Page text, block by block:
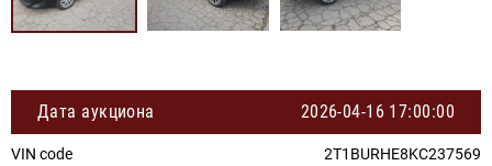
Дата аукциона 2026-04-16 17:00:00
VIN code
2T1BURHE8KC237569